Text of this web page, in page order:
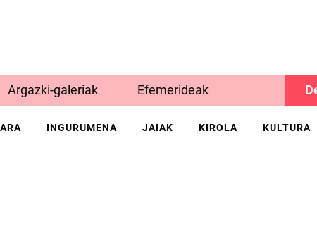
Argazki-galeriak Efemerideak
INGURUMENA JAIAK KIROLA KULTURA